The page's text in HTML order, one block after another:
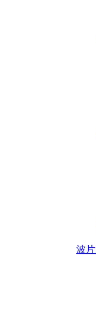
波片